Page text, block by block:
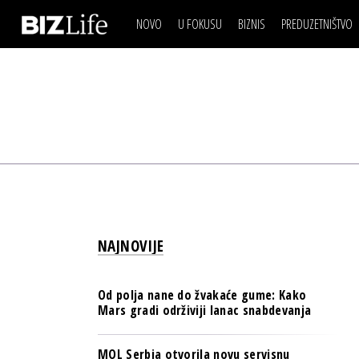
NOVO U FOKUSU BIZNIS
ESG & ENERGY
PULS REGIONA
NOVO NA RAFU
PREDUZETNIŠTVO
IZJAVA DANABIZNIS SCENA
NOVO NA RAFU
NAJNOVIJE
Od polja nane do žvakaće gume: Kako
Mars gradi održiviji lanac snabdevanja
MOL Serbia otvorila novu servisnu